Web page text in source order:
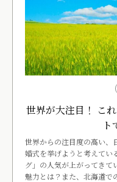
世界が大注目！ こ
ト
世界からの注目度の高い、
婚式を挙げようと考えてい
グ」の人気が上がってきて
魅力とは？また、北海道